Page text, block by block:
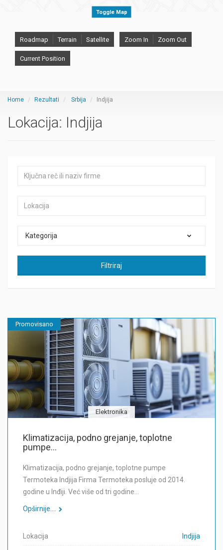
Toggle Map
Roadmap Terrain Satellite Zoom In Zoom Out
Current Position
Home Rezultati Srbija Indjija
Lokacija: Indjija
Kategorija
Filtriraj
Promovisano
Elektronika
Klimatizacija, podno grejanje, toplotne
pumpe...
Klimatizacija, podno grejanje, toplotne pumpe
Termoteka Indjija Firma Termoteka posluje od 2014.
godine u Inđiji. Već više od tri godine…
Opširnije....
Lokacija Indjija